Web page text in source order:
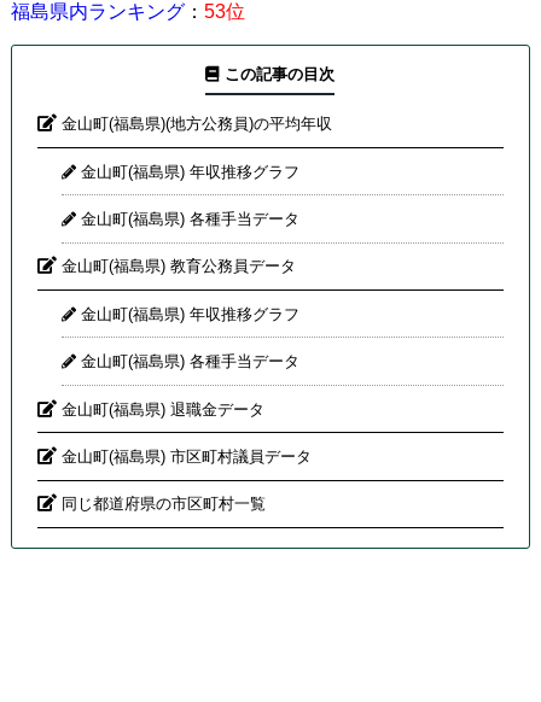
福島県内ランキング： 53位
この記事の目次
金山町(福島県)(地方公務員)の平均年収
金山町(福島県) 年収推移グラフ
金山町(福島県) 各種手当データ
金山町(福島県) 教育公務員データ
金山町(福島県) 年収推移グラフ
金山町(福島県) 各種手当データ
金山町(福島県) 退職金データ
金山町(福島県) 市区町村議員データ
同じ都道府県の市区町村一覧